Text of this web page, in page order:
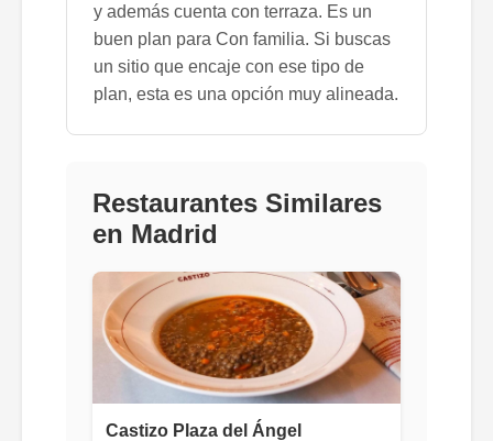
y además cuenta con terraza. Es un
buen plan para Con familia. Si buscas
un sitio que encaje con ese tipo de
plan, esta es una opción muy alineada.
Restaurantes Similares
en Madrid
Castizo Plaza del Ángel